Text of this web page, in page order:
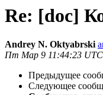
Re: [doc]
Andrey N. Oktyabrski
Пт Мар 9 11:44:23
Предыдущее
Следующее